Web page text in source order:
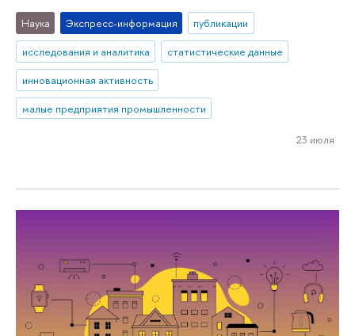
Наука Экспресс-информация
публикации
исследования и аналитика
статистические данные
инновационная активность
малые предприятия промышленности
23 июля